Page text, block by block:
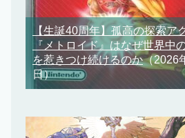
【生誕40周年】孤高の探索ア
『メトロイド』はなぜ世界中
を惹きつけ続けるのか（2026
日）